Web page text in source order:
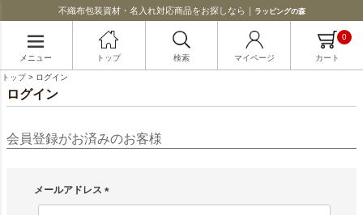
不織布包装資材・名入れ対応商品をお探しなら｜ ラッピングの森
メニュー トップ 検索 マイページ カート
0
トップ ログイン
ログイン
会員登録がお済みのお客様
メールアドレス
(必須)